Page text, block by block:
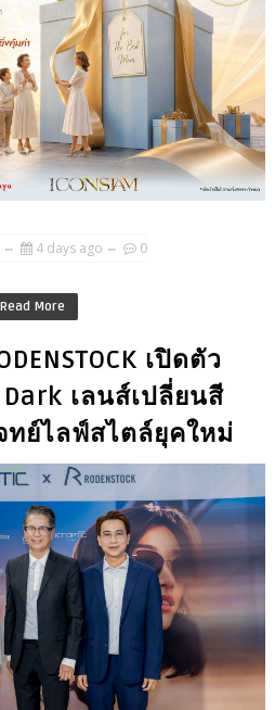
4 days ago 0
Read More
เปิดตัว
เลนส์เปลี่ยนสี
ทย์ไลฟ์สไตล์ยุคใหม่